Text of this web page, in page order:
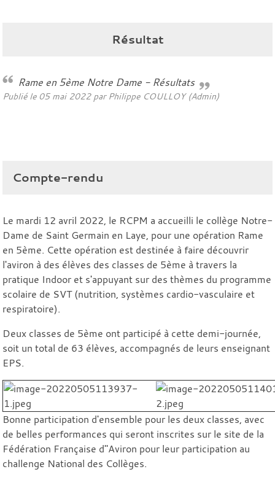
Résultat
Rame en 5ème Notre Dame - Résultats
Publié le 05 mai 2022par Philippe COULLOY (Admin)
Compte-rendu
Le mardi 12 avril 2022, le RCPM a accueilli le collège Notre-
Dame de Saint Germain en Laye, pour une opération Rame
en 5ème. Cette opération est destinée à faire découvrir
l'aviron à des élèves des classes de 5ème à travers la
pratique Indoor et s'appuyant sur des thèmes du programme
scolaire de SVT (nutrition, systèmes cardio-vasculaire et
respiratoire).
Deux classes de 5ème ont participé à cette demi-journée,
soit un total de 63 élèves, accompagnés de leurs enseignant
EPS.
Bonne participation d'ensemble pour les deux classes, avec
de belles performances qui seront inscrites sur le site de la
Fédération Française d"Aviron pour leur participation au
challenge National des Collèges.